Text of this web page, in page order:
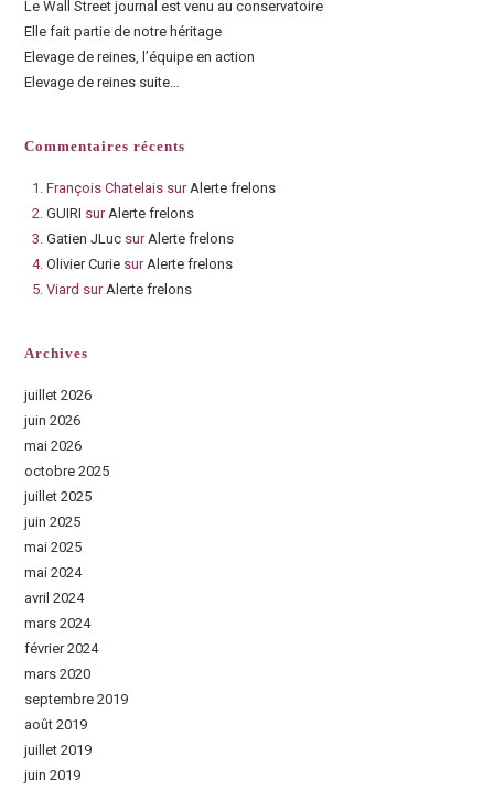
Le Wall Street journal est venu au conservatoire
Elle fait partie de notre héritage
Elevage de reines, l’équipe en action
Elevage de reines suite…
Commentaires récents
François Chatelais sur Alerte frelons
GUIRI sur Alerte frelons
Gatien JLuc sur Alerte frelons
Olivier Curie sur Alerte frelons
Viard sur Alerte frelons
Archives
juillet 2026
juin 2026
mai 2026
octobre 2025
juillet 2025
juin 2025
mai 2025
mai 2024
avril 2024
mars 2024
février 2024
mars 2020
septembre 2019
août 2019
juillet 2019
juin 2019